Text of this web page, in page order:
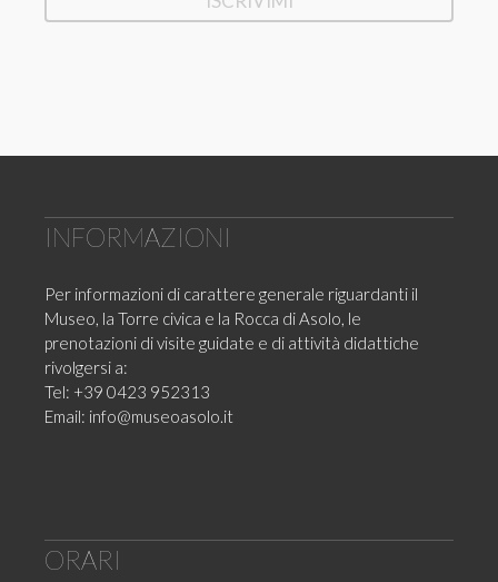
INFORMAZIONI
Per informazioni di carattere generale riguardanti il
Museo, la Torre civica e la Rocca di Asolo, le
prenotazioni di visite guidate e di attività didattiche
rivolgersi a:
Tel: +39 0423 952313
Email: info@museoasolo.it
ORARI